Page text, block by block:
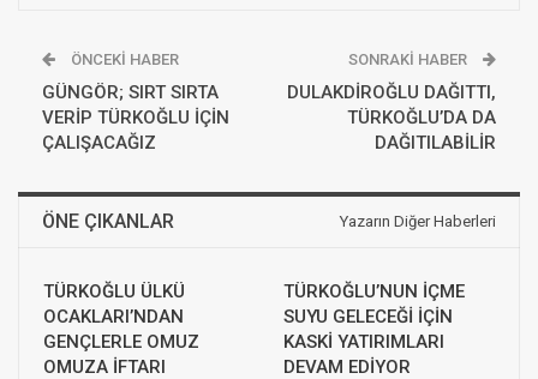
ÖNCEKI HABER
GÜNGÖR; SIRT SIRTA
VERİP TÜRKOĞLU İÇİN
ÇALIŞACAĞIZ
SONRAKI HABER
DULAKDİROĞLU DAĞITTI,
TÜRKOĞLU’DA DA
DAĞITILABİLİR
ÖNE ÇIKANLAR Yazarın Diğer Haberleri
TÜRKOĞLU ÜLKÜ
OCAKLARI’NDAN
GENÇLERLE OMUZ
OMUZA İFTARI
TÜRKOĞLU’NUN İÇME
SUYU GELECEĞİ İÇİN
KASKİ YATIRIMLARI
DEVAM EDİYOR